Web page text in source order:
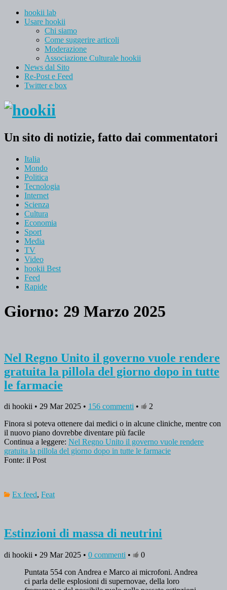
hookii lab
Usare hookii
Chi siamo
Come suggerire articoli
Moderazione
Associazione Culturale hookii
News dal Sito
Re-Post e Feed
Twitter e box
Un sito di notizie, fatto dai commentatori
Italia
Mondo
Politica
Tecnologia
Internet
Scienza
Cultura
Economia
Sport
Media
TV
Video
hookii Best
Feed
Rapide
Giorno: 29 Marzo 2025
Nel Regno Unito il governo vuole rendere
gratuita la pillola del giorno dopo in tutte
le farmacie
di hookii • 29 Mar 2025 • 156 commenti •
2
Finora si poteva ottenere dai medici o in alcune cliniche, mentre con
il nuovo piano dovrebbe diventare più facile
Continua a leggere: Nel Regno Unito il governo vuole rendere
gratuita la pillola del giorno dopo in tutte le farmacie
Fonte: il Post
Ex feed, Feat
Estinzioni di massa di neutrini
di hookii • 29 Mar 2025 • 0 commenti •
0
Puntata 554 con Andrea e Marco ai microfoni. Andrea
ci parla delle esplosioni di supernovae, della loro